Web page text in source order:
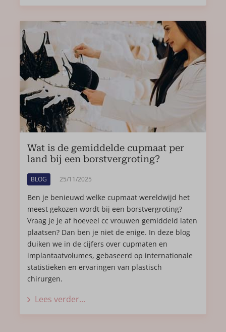
Wat is de gemiddelde cupmaat per
land bij een borstvergroting?
BLOG 25/11/2025
Ben je benieuwd welke cupmaat wereldwijd het
meest gekozen wordt bij een borstvergroting?
Vraag je je af hoeveel cc vrouwen gemiddeld laten
plaatsen? Dan ben je niet de enige. In deze blog
duiken we in de cijfers over cupmaten en
implantaatvolumes, gebaseerd op internationale
statistieken en ervaringen van plastisch
chirurgen.
Lees verder...